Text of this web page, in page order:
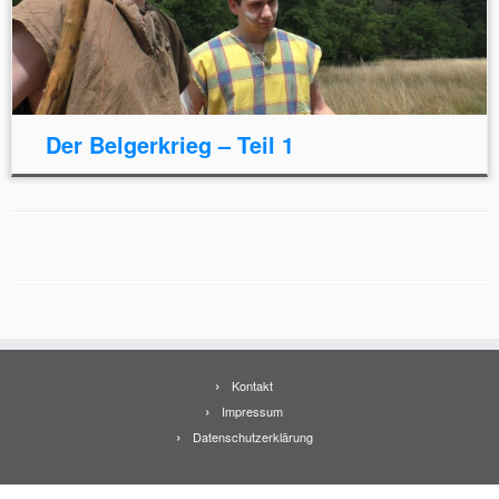
Der Belgerkrieg – Teil 1
Kontakt
Impressum
Datenschutzerklärung